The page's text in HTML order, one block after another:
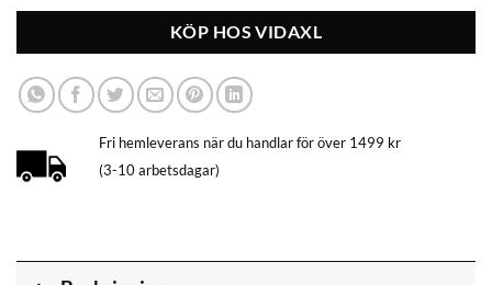
KÖP HOS VIDAXL
Fri hemleverans när du handlar för över 1499 kr
(3-10 arbetsdagar)